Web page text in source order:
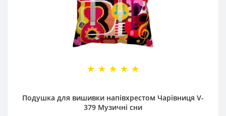
Подушка для вишивки напівхрестом Чарівниця V-
379 Музичні сни